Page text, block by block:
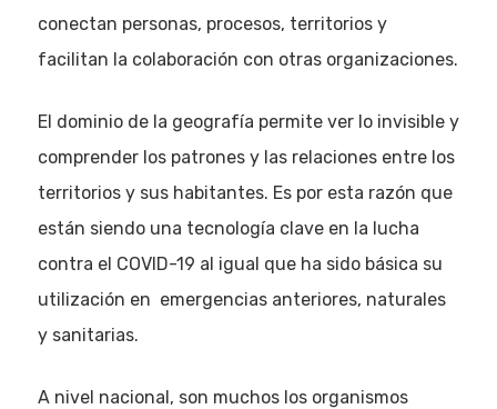
conectan personas, procesos, territorios y
facilitan la colaboración con otras organizaciones.
El dominio de la geografía permite ver lo invisible y
comprender los patrones y las relaciones entre los
territorios y sus habitantes. Es por esta razón que
están siendo una tecnología clave en la lucha
contra el COVID-19 al igual que ha sido básica su
utilización en emergencias anteriores, naturales
y sanitarias.
A nivel nacional, son muchos los organismos
Quiénes